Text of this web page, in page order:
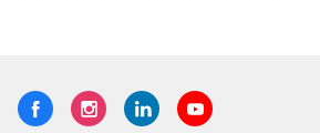
Volg
Logo
Logo
Logo
Logo